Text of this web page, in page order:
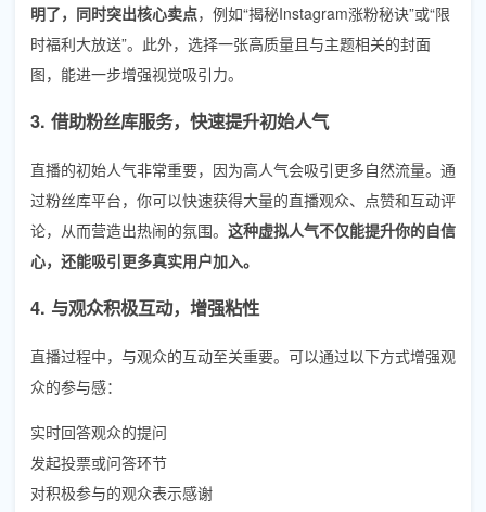
明了，同时突出核心卖点，例如“揭秘Instagram涨粉秘诀”或“限
时福利大放送”。此外，选择一张高质量且与主题相关的封面
图，能进一步增强视觉吸引力。
3. 借助粉丝库服务，快速提升初始人气
直播的初始人气非常重要，因为高人气会吸引更多自然流量。通
过粉丝库平台，你可以快速获得大量的直播观众、点赞和互动评
论，从而营造出热闹的氛围。 这种虚拟人气不仅能提升你的自信
心，还能吸引更多真实用户加入。
4. 与观众积极互动，增强粘性
直播过程中，与观众的互动至关重要。可以通过以下方式增强观
众的参与感：
实时回答观众的提问
发起投票或问答环节
对积极参与的观众表示感谢